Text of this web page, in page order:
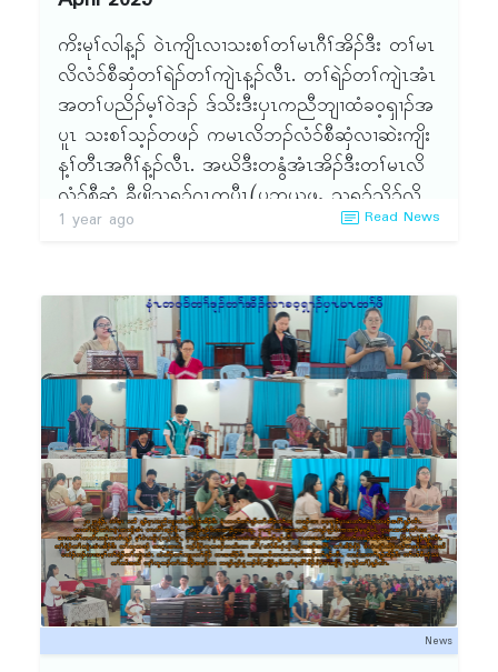
လီၤ.
ကိးမုၢ်လါန့ၣ် ဝဲၤကျိၤလၢသးစၢ်တၢ်မၤဂီၢ်အိၣ်ဒီး တၢ်မၤ
လိလံ၁်စီဆှံတၢ်ရဲၣ်တၢ်ကျဲၤန့ၣ်လီၤ. တၢ်ရဲၣ်တၢ်ကျဲၤအံၤ
အတၢ်ပညိၣ်မ့ၢ်ဝဲဒၣ် ဒ်သိးဒီးၦၤကညီဘျၢထံခဝ့ၡၢၣ်အ
ပူၤ သးစၢ်သ့ၣ်တဖၣ် ကမၤလိဘၣ်လံ၁်စီဆှံလၢဆဲးကျိး
န့ၢ်တီၤအဂီၢ်န့ၣ်လီၤ. အဃိဒီးတနွံအံၤအိၣ်ဒီးတၢ်မၤလိ
လံ၁်စီဆှံ ခီဖျိသရၣ်ဂ့ၤကပီၤ(ပဘယဖႇ သရၣ်သိၣ်လိ
တၢ်) န့ၣ်လီၤ. ပဆၢလၢသူၣ်စၢ်သးဘိၣ်သ့ၣ်တဖၣ် က
လီၤလၢ ဆဲးကျိးန့ၢ်တီၤသ့ ဒ်လ၁်အံၤအသိးန့ၣ်လီၤ.
Zoom ID – 4662061813
Passcode – kbcdyw1955
1 year ago Read News
News